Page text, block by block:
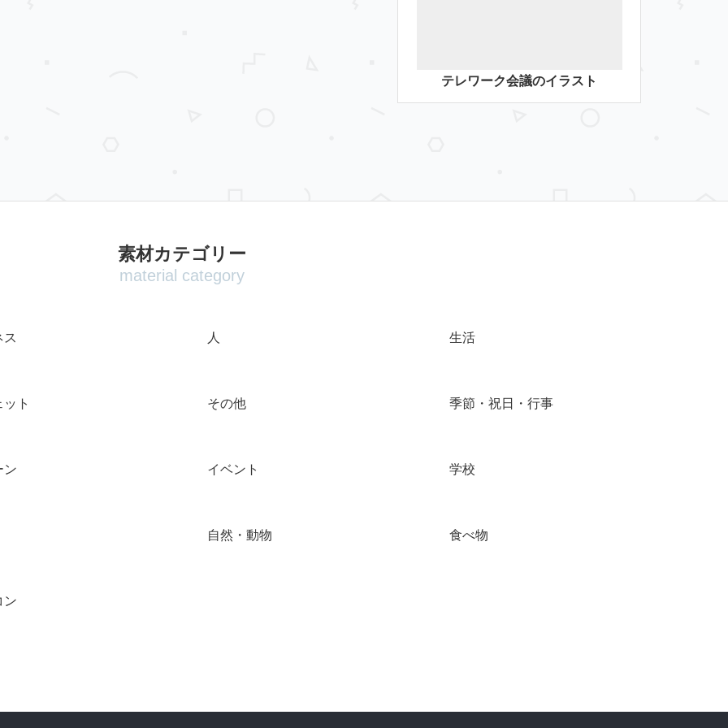
テレワーク会議のイラスト
素材カテゴリー
material category
ス 人 生活
ト その他 季節・祝日・行事
ン イベント 学校
自然・動物 食べ物
ン